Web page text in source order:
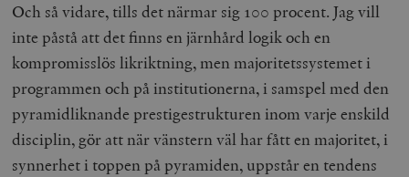
Och så vidare, tills det närmar sig 100 procent. Jag vill
inte påstå att det finns en järnhård logik och en
kompromisslös likriktning, men majoritetssystemet i
programmen och på institutionerna, i samspel med den
pyramidliknande prestigestrukturen inom varje enskild
disciplin, gör att när vänstern väl har fått en majoritet, i
synnerhet i toppen på pyramiden, uppstår en tendens